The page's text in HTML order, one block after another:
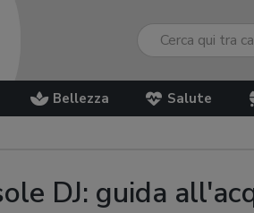
Bellezza Salute
DJ: guida